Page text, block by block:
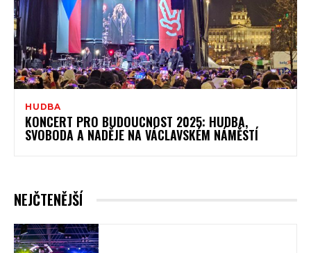
HUDBA
KONCERT PRO BUDOUCNOST 2025: HUDBA,
SVOBODA A NADĚJE NA VÁCLAVSKÉM NÁMĚSTÍ
NEJČTENĚJŠÍ